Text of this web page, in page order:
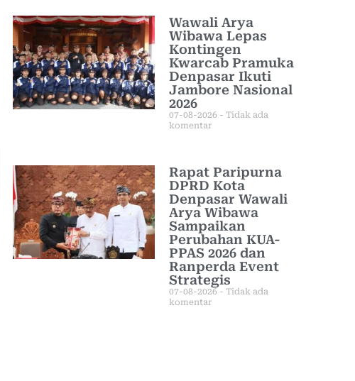
Wawali Arya
Wibawa Lepas
Kontingen
Kwarcab Pramuka
Denpasar Ikuti
Jambore Nasional
2026
07-08-2026
Tidak ada
komentar
Rapat Paripurna
DPRD Kota
Denpasar Wawali
Arya Wibawa
Sampaikan
Perubahan KUA-
PPAS 2026 dan
Ranperda Event
Strategis
07-08-2026
Tidak ada
komentar